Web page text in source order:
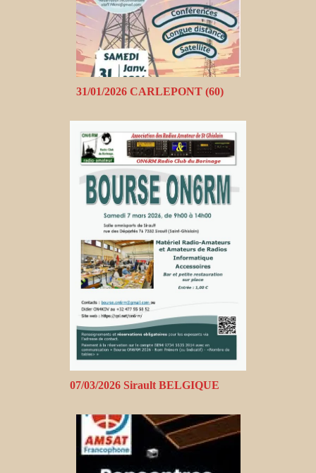
31/01/2026 CARLEPONT (60)
07/03/2026 Sirault BELGIQUE